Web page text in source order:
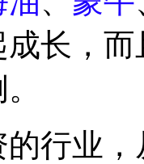
长，
行业